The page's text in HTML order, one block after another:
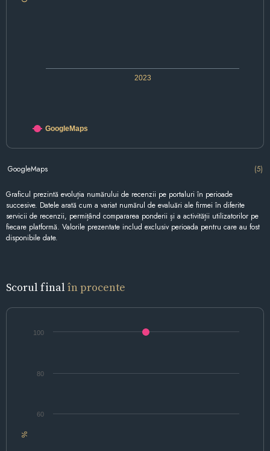
2023
GoogleMaps
GoogleMaps (5)
Graficul prezintă evoluția numărului de recenzii pe portaluri în perioade
succesive. Datele arată cum a variat numărul de evaluări ale firmei în diferite
servicii de recenzii, permițând compararea ponderii și a activității utilizatorilor pe
fiecare platformă. Valorile prezentate includ exclusiv perioada pentru care au fost
disponibile date.
Scorul final în procente
%
60
80
100